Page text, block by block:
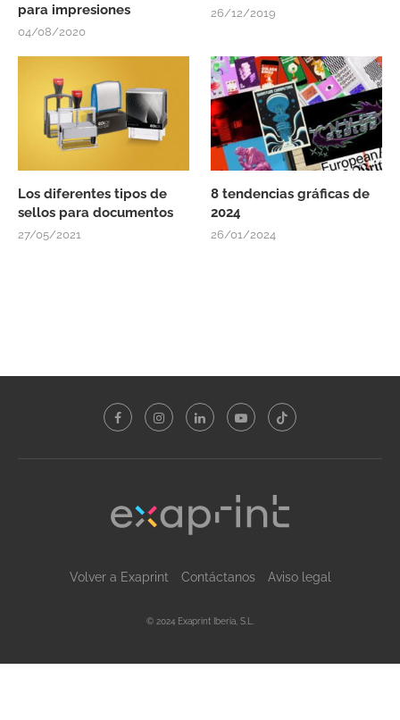
para impresiones
04/08/2020
26/12/2019
Los diferentes tipos de
sellos para documentos
27/05/2021
8 tendencias gráficas de
2024
26/01/2024
Volver a Exaprint Contáctanos Aviso legal
© 2024 Exaprint Iberia, S.L.